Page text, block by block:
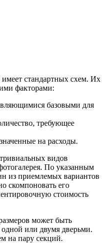
стандартных схем. Их
факторами:
базовыми для
требующее
на расходы.
видов
По указанным
из приемлемых вариантов
скомпоновать его
стоимость
может быть
или двумя дверьми.
на пару секций.